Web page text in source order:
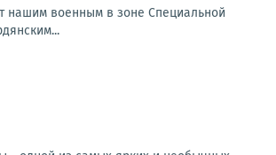
нашим военным в зоне Специальной